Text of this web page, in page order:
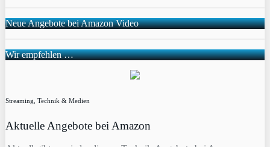
Neue Angebote bei Amazon Video
Wir empfehlen …
Streaming, Technik & Medien
Aktuelle Angebote bei Amazon